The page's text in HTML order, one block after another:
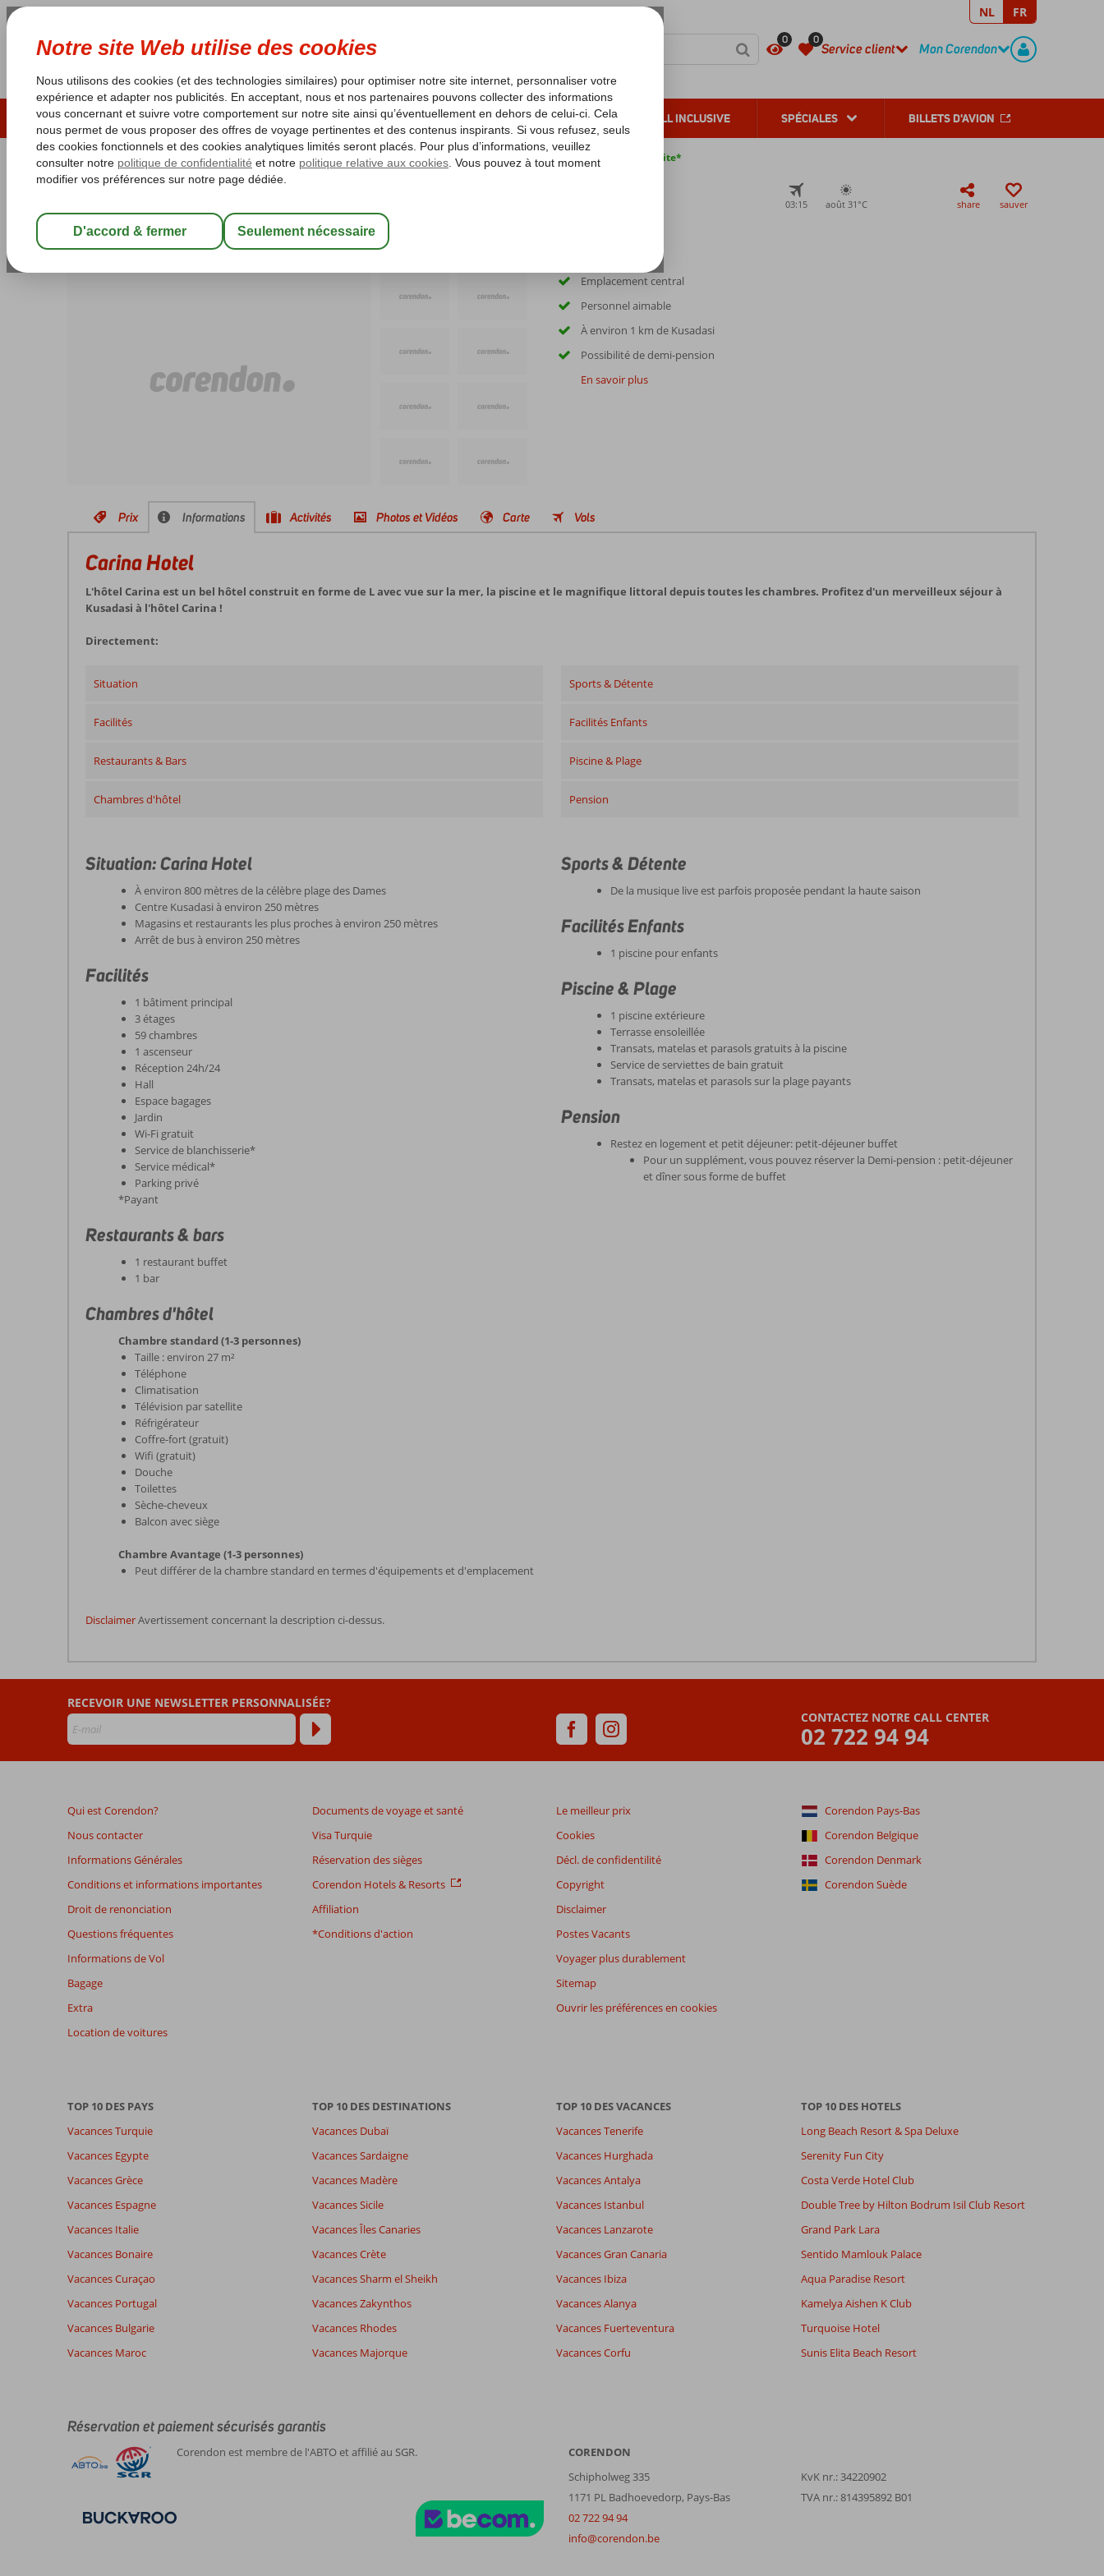
0 0
Service client
CONTACT
Mon Corendon
REGISTERNL FR
ÉTÉ 2026 LAST MINUTES SOLEIL D'HIVER VACANCES AU SOLEIL ALL INCLUSIVE SPÉCIALES BILLETS D'AVION
Les garanties de vacances Garantie du prix le plus bas* Pas de surcharge carburant Annulation gratuite*
Carina Hotel
Catégorie spéciale Chambre et petit déjeuner-Hôtel
03:15 août 31°C share sauver
Emplacement central
Personnel aimable
À environ 1 km de Kusadasi
Possibilité de demi-pension
En savoir plus
Prix Informations Activités Photos et Vidéos Carte Vols
Carina Hotel
L'hôtel Carina est un bel hôtel construit en forme de L avec vue sur la mer, la piscine et le magnifique littoral depuis toutes les chambres. Profitez d'un merveilleux séjour à
Kusadasi à l'hôtel Carina !
Directement:
Situation
Facilités
Restaurants & Bars
Chambres d'hôtel
Sports & Détente
Facilités Enfants
Piscine & Plage
Pension
Situation: Carina Hotel
À environ 800 mètres de la célèbre plage des Dames
Centre Kusadasi à environ 250 mètres
Magasins et restaurants les plus proches à environ 250 mètres
Arrêt de bus à environ 250 mètres
Facilités
1 bâtiment principal
3 étages
59 chambres
1 ascenseur
Réception 24h/24
Hall
Espace bagages
Jardin
Wi-Fi gratuit
Service de blanchisserie*
Service médical*
Parking privé
*Payant
Restaurants & bars
1 restaurant buffet
1 bar
Chambres d'hôtel
Chambre standard (1-3 personnes)
Taille : environ 27 m²
Téléphone
Climatisation
Télévision par satellite
Réfrigérateur
Coffre-fort (gratuit)
Wifi (gratuit)
Douche
Toilettes
Sèche-cheveux
Balcon avec siège
Chambre Avantage (1-3 personnes)
Peut différer de la chambre standard en termes d'équipements et d'emplacement
Sports & Détente
De la musique live est parfois proposée pendant la haute saison
Facilités Enfants
1 piscine pour enfants
Piscine & Plage
1 piscine extérieure
Terrasse ensoleillée
Transats, matelas et parasols gratuits à la piscine
Service de serviettes de bain gratuit
Transats, matelas et parasols sur la plage payants
Pension
Restez en logement et petit déjeuner: petit-déjeuner buffet
Pour un supplément, vous pouvez réserver la Demi-pension : petit-déjeuner
et dîner sous forme de buffet
DisclaimerAvertissement concernant la description ci-dessus.
écrits
par
nos
dans
Carina
Les
avis
de
plus
sont
de
la
pertinence
avis
présentés.
savoir
plus
nos
avis.
CONTACTEZ NOTRE CALL CENTER
02 722 94 94
RECEVOIR UNE NEWSLETTER PERSONNALISÉE?
Qui est Corendon?
Nous contacter
Informations Générales
Conditions et informations importantes
Droit de renonciation
Questions fréquentes
Informations de Vol
Bagage
Extra
Location de voitures
Documents de voyage et santé
Visa Turquie
Réservation des sièges
Corendon Hotels & Resorts
Affiliation
*Conditions d'action
Le meilleur prix
Cookies
Décl. de confidentilité
Copyright
Disclaimer
Postes Vacants
Voyager plus durablement
Sitemap
Ouvrir les préférences en cookies
Corendon Pays-Bas
Corendon Belgique
Corendon Denmark
Corendon Suède
TOP 10 DES PAYS
Vacances Turquie
Vacances Egypte
Vacances Grèce
Vacances Espagne
Vacances Italie
Vacances Bonaire
Vacances Curaçao
Vacances Portugal
Vacances Bulgarie
Vacances Maroc
TOP 10 DES DESTINATIONS
Vacances Dubaï
Vacances Sardaigne
Vacances Madère
Vacances Sicile
Vacances Îles Canaries
Vacances Crète
Vacances Sharm el Sheikh
Vacances Zakynthos
Vacances Rhodes
Vacances Majorque
TOP 10 DES VACANCES
Vacances Tenerife
Vacances Hurghada
Vacances Antalya
Vacances Istanbul
Vacances Lanzarote
Vacances Gran Canaria
Vacances Ibiza
Vacances Alanya
Vacances Fuerteventura
Vacances Corfu
TOP 10 DES HOTELS
Long Beach Resort & Spa Deluxe
Serenity Fun City
Costa Verde Hotel Club
Double Tree by Hilton Bodrum Isil Club Resort
Grand Park Lara
Sentido Mamlouk Palace
Aqua Paradise Resort
Kamelya Aishen K Club
Turquoise Hotel
Sunis Elita Beach Resort
Réservation et paiement sécurisés garantis
Corendon est membre de l'ABTO et affilié au SGR.
CORENDON
Schipholweg 335
1171 PL Badhoevedorp, Pays-Bas
02 722 94 94
info@corendon.be
KvK nr.: 34220902
TVA nr.: 814395892 B01